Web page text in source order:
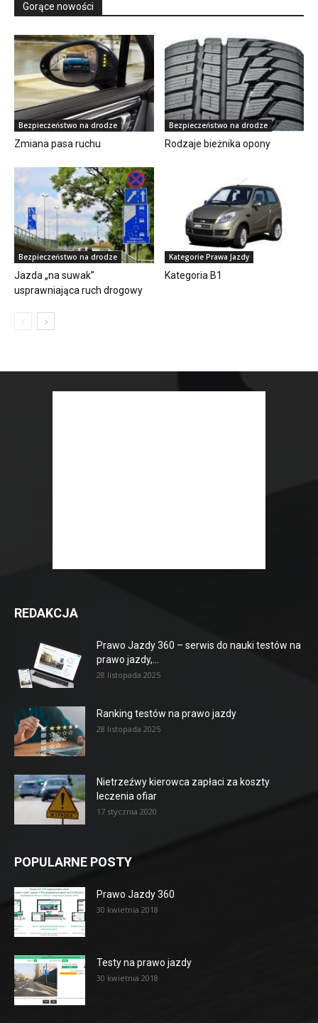
Gorące nowości
Bezpieczeństwo na drodze
Zmiana pasa ruchu
Bezpieczeństwo na drodze
Rodzaje bieżnika opony
Bezpieczeństwo na drodze
Jazda „na suwak”
usprawniająca ruch drogowy
Kategorie Prawa Jazdy
Kategoria B1
REDAKCJA
Prawo Jazdy 360 – serwis do nauki testów na
prawo jazdy,...
28 listopada 2025
Ranking testów na prawo jazdy
28 listopada 2025
Nietrzeźwy kierowca zapłaci za koszty
leczenia ofiar
17 stycznia 2020
POPULARNE POSTY
Prawo Jazdy 360
30 kwietnia 2018
Testy na prawo jazdy
30 kwietnia 2018